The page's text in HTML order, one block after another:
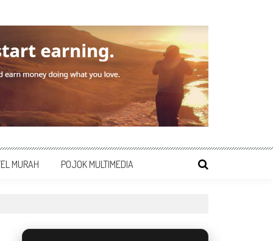
MURAH POJOK MULTIMEDIA